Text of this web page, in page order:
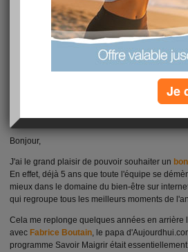
Bonjour,
J'ai le grand plaisir de pouvoir souhaiter un
En effet, déjà 5 ans que toute l'équipe se
mieux dans le domaine du bien-être sur
qui regroupe tous les meilleurs moments de
Cela me replonge quelques années en arrière
avec Fabrice Boutain, le papa
programme Savoir Maigrir était
Je